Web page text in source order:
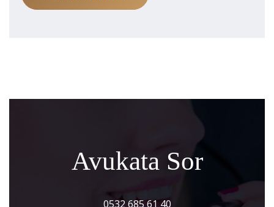
Avukata Sor
0532 685 61 40